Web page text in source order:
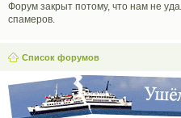
Форум закрыт потому, что нам не
спамеров.
Список форумов